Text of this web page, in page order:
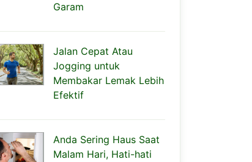
Garam
Jalan Cepat Atau
Jogging untuk
Membakar Lemak Lebih
Efektif
Anda Sering Haus Saat
Malam Hari, Hati-hati